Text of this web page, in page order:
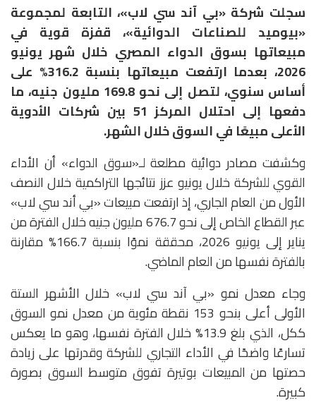
سجلت شركة «بي آند سي لاب»، التابعة لمجموعة
«بيوميد للصناعات الدوائية»، قفزة قوية في
مبيعاتها بسوق الدواء المصري خلال شهر يونيو
2026، بعدما ارتفعت مبيعاتها بنسبة 316.2% على
أساس سنوي، لتصل إلى نحو 169.8 مليون جنيه، ما
دفعها إلى احتلال المركز 51 بين شركات الأدوية
الأعلى مبيعًا في السوق خلال الشهر.
وكشفت مصادر دوائية مطلعة لـ«سوق الدواء» أن الأداء
القوي للشركة خلال يونيو عزز نتائجها التراكمية خلال النصف
الأول من العام الجاري، إذ ارتفعت مبيعات «بي أند سي لاب»
عبر القطاع الخاص إلى نحو 676.7 مليون جنيه خلال الفترة من
يناير إلى يونيو 2026، محققة نموًا بنسبة 166.7% مقارنة
بالفترة نفسها من العام الماضي.
وجاء معدل نمو «بي آند سي لاب» خلال الأشهر الستة
الأولى أعلى بنحو 153 نقطة مئوية من معدل نمو السوق
ككل، الذي بلغ 13.9% خلال الفترة نفسها، وهو ما يعكس
تسارعًا واضحًا في الأداء التجاري للشركة وقدرتها على زيادة
حصتها من المبيعات بوتيرة تفوق متوسط السوق بصورة
كبيرة.